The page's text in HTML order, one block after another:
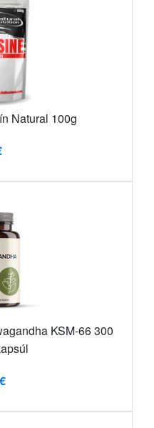
Natural 100g
KSM-66 300